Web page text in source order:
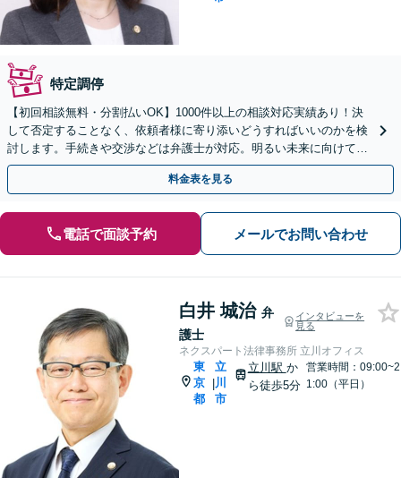
特定調停
【初回相談無料・分割払いOK】1000件以上の相談対応実績あり！決
して否定することなく、依頼者様に寄り添いどうすればいいのかを検
討します。手続きや交渉などは弁護士が対応。明るい未来に向けて一
緒に頑張りましょう【休日・夜間相談可】【完全個室】
料金表を見る
電話で面談予約 メールでお問い合わせ
白井 城治 弁
護士
インタビューを
見る
ネクスパート法律事務所 立川オフィス
東
京
都
|
立
川
市
立川駅 か
ら徒歩5分
営業時間：09:00~2
1:00（平日）